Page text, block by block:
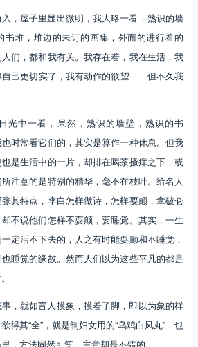
屋子里显出微明，我大略一看，熟识的墙
书堆，堆边的未订的画集，外面的进行着的
们，都和我有关。我存在着，我在生活，我
自己更切实了，我有动作的欲望——但不久我
中一看，果然，熟识的墙壁，熟识的书
时常看它们的，其实是算作一种休息。但我
是生活中的一片，却排在喝茶搔痒之下，或
注意的是特别的精华，毫不在枝叶。给名人
其特点，李白怎样做诗，怎样耍颠，拿破仑
不说他们怎样不耍颠，要睡觉。其实，一生
定活不下去的，人之有时能耍颠和不睡觉，
睡觉的缘故。然而人们以为这些平凡的都是
就如盲人摸象，摸着了脚，即以为象的样
得其“全”，就是制妇女用的“乌鸡白凤丸”，也
，方法固然可笑，主意却是不错的。